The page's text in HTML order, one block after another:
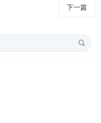
下一篇